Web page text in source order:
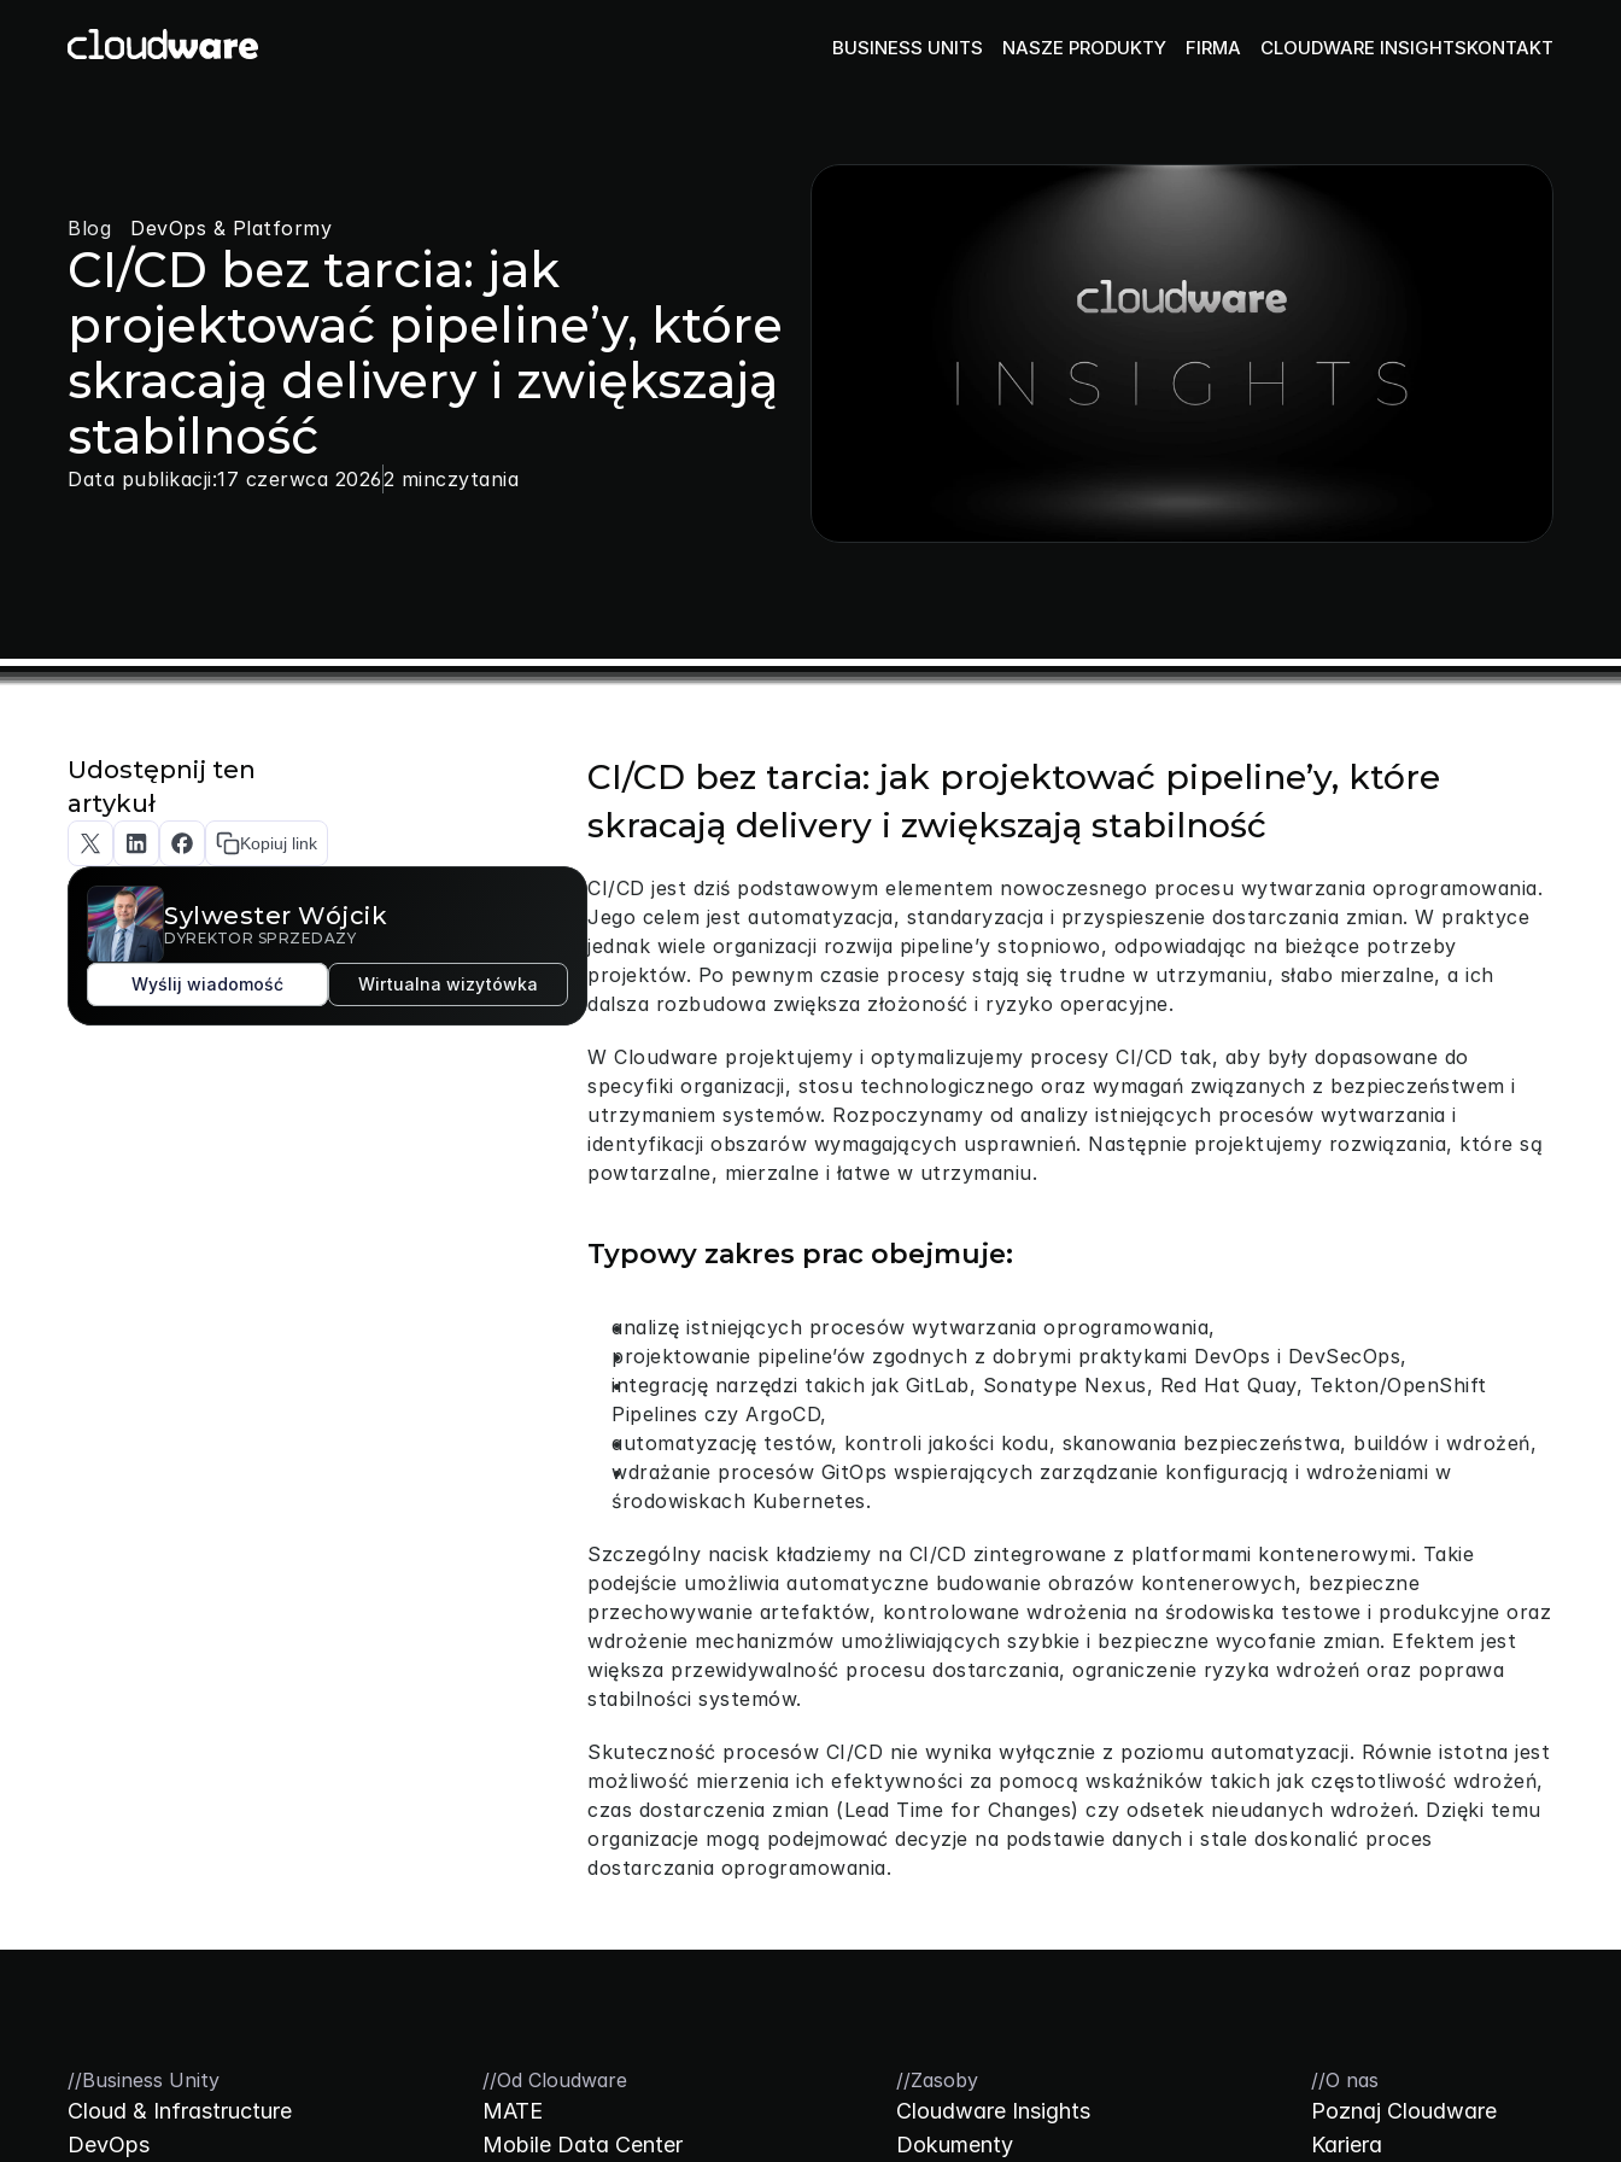
Blog DevOps & Platformy
CI/CD bez tarcia: jak
projektować pipeline’y, które
skracają delivery i zwiększają
stabilność
Data publikacji:17 czerwca 20262 minczytania
Udostępnij ten
artykuł
Kopiuj link
Sylwester Wójcik
DYREKTOR SPRZEDAŻY
Wyślij wiadomość Wirtualna wizytówka
CI/CD bez tarcia: jak projektować pipeline’y, które
skracają delivery i zwiększają stabilność
CI/CD jest dziś podstawowym elementem nowoczesnego procesu wytwarzania oprogramowania.
Jego celem jest automatyzacja, standaryzacja i przyspieszenie dostarczania zmian. W praktyce
jednak wiele organizacji rozwija pipeline’y stopniowo, odpowiadając na bieżące potrzeby
projektów. Po pewnym czasie procesy stają się trudne w utrzymaniu, słabo mierzalne, a ich
dalsza rozbudowa zwiększa złożoność i ryzyko operacyjne.
W Cloudware projektujemy i optymalizujemy procesy CI/CD tak, aby były dopasowane do
specyfiki organizacji, stosu technologicznego oraz wymagań związanych z bezpieczeństwem i
utrzymaniem systemów. Rozpoczynamy od analizy istniejących procesów wytwarzania i
identyfikacji obszarów wymagających usprawnień. Następnie projektujemy rozwiązania, które są
powtarzalne, mierzalne i łatwe w utrzymaniu.
Typowy zakres prac obejmuje:
analizę istniejących procesów wytwarzania oprogramowania,
projektowanie pipeline’ów zgodnych z dobrymi praktykami DevOps i DevSecOps,
integrację narzędzi takich jak GitLab, Sonatype Nexus, Red Hat Quay, Tekton/OpenShift
Pipelines czy ArgoCD,
automatyzację testów, kontroli jakości kodu, skanowania bezpieczeństwa, buildów i wdrożeń,
wdrażanie procesów GitOps wspierających zarządzanie konfiguracją i wdrożeniami w
środowiskach Kubernetes.
Szczególny nacisk kładziemy na CI/CD zintegrowane z platformami kontenerowymi. Takie
podejście umożliwia automatyczne budowanie obrazów kontenerowych, bezpieczne
przechowywanie artefaktów, kontrolowane wdrożenia na środowiska testowe i produkcyjne oraz
wdrożenie mechanizmów umożliwiających szybkie i bezpieczne wycofanie zmian. Efektem jest
większa przewidywalność procesu dostarczania, ograniczenie ryzyka wdrożeń oraz poprawa
stabilności systemów.
Skuteczność procesów CI/CD nie wynika wyłącznie z poziomu automatyzacji. Równie istotna jest
możliwość mierzenia ich efektywności za pomocą wskaźników takich jak częstotliwość wdrożeń,
czas dostarczenia zmian (Lead Time for Changes) czy odsetek nieudanych wdrożeń. Dzięki temu
organizacje mogą podejmować decyzje na podstawie danych i stale doskonalić proces
dostarczania oprogramowania.
//Business Unity
Cloud & Infrastructure
DevOps
//Od Cloudware
MATE
Mobile Data Center
//Zasoby
Cloudware Insights
Dokumenty
//O nas
Poznaj Cloudware
Kariera
BUSINESS UNITS NASZE PRODUKTY
MOBILE DATA CENTER
FIRMA
KARIERA
PARTNERZY I CERTYFIKATY
DOKUMENTY
Baza dokumentów
CLOUDWARE INSIGHTSKONTAKT